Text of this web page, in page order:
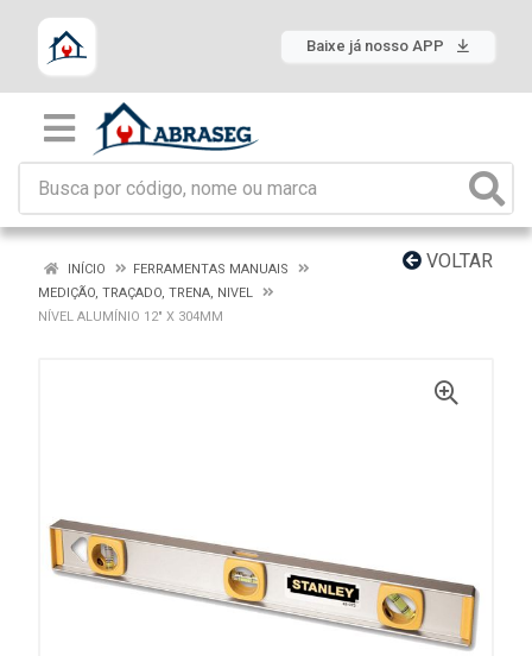
Baixe já nosso APP
VOLTAR
INÍCIO
FERRAMENTAS MANUAIS
MEDIÇÃO, TRAÇADO, TRENA, NIVEL
NÍVEL ALUMÍNIO 12" X 304MM